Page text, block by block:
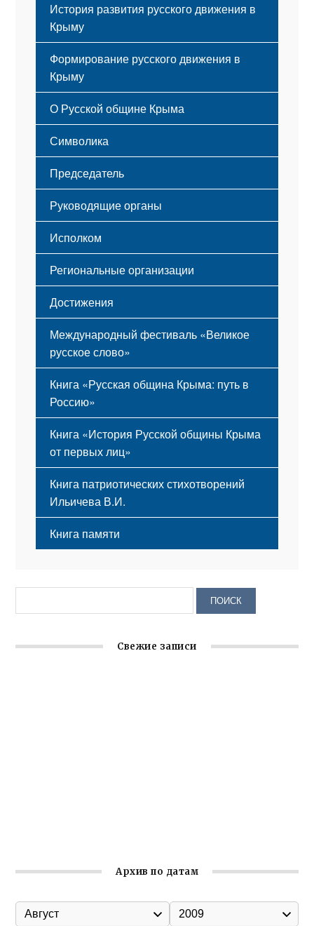
История развития русского движения в
Крыму
Формирование русского движения в
Крыму
Русский Крым
О Русской общине Крыма
Этапы становления
Принципы деятельности
Структура
Мероприятия
Символика
Флаг
Герб
Гимн
Председатель
Руководящие органы
Исполком
Региональные организации
Достижения
Международный фестиваль «Великое
русское слово»
Книга «Русская община Крыма: путь в
Россию»
Книга «История Русской общины Крыма
от первых лиц»
Книга патриотических стихотворений
Ильичева В.И.
Книга памяти
Свежие записи
Архив по датам